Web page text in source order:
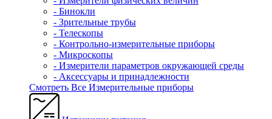
- Бинокли
- Зрительные трубы
- Телескопы
- Контрольно-измерительные приборы
- Микроскопы
- Измерители параметров окружающей среды
- Аксессуары и принадлежности
Смотреть Все Измерительные приборы